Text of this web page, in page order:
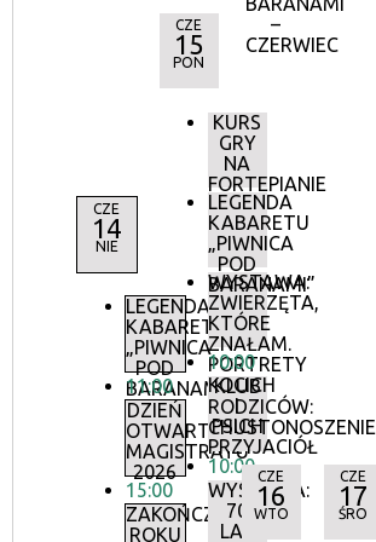
–
CZERWIEC
CZE
14
NIE
LEGENDA
KABARETU
„PIWNICA
POD
BARANAMI”
11:00
DZIEŃ
OTWARTY
MAGISTRATU
2026
15:00
ZAKOŃCZENIE
ROKU
CZE
15
PON
KURS
GRY
NA
FORTEPIANIE
LEGENDA
KABARETU
„PIWNICA
POD
BARANAMI”
WYSTAWA:
ZWIERZĘTA,
KTÓRE
ZNAŁAM.
PORTRETY
KOCICH
I
PSICH
PRZYJACIÓŁ
10:00
KLUB
RODZICÓW:
CHUSTONOSZENIE
10:00
WYSTAWA:
70
LAT
CZE
16
WTO
CZE
17
ŚRO